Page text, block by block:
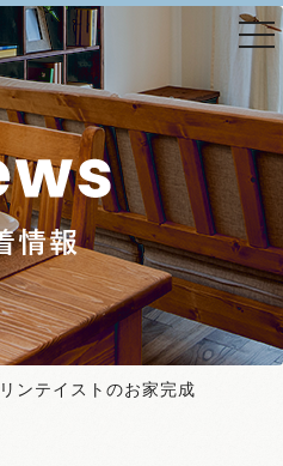
ンテイストのお家完成